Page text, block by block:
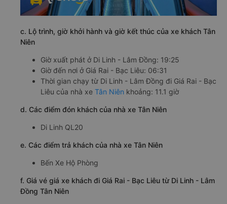
c. Lộ trình, giờ khởi hành và giờ kết thúc của xe khách Tân
Niên
Giờ xuất phát ở Di Linh - Lâm Đồng: 19:25
Giờ đến nơi ở Giá Rai - Bạc Liêu: 06:31
Thời gian chạy từ Di Linh - Lâm Đồng đi Giá Rai - Bạc
Liêu của nhà xe Tân Niên khoảng: 11.1 giờ
d. Các điểm đón khách của nhà xe Tân Niên
Di Linh QL20
e. Các điểm trả khách của nhà xe Tân Niên
Bến Xe Hộ Phòng
f. Giá vé giá xe khách đi Giá Rai - Bạc Liêu từ Di Linh - Lâm
Đồng Tân Niên